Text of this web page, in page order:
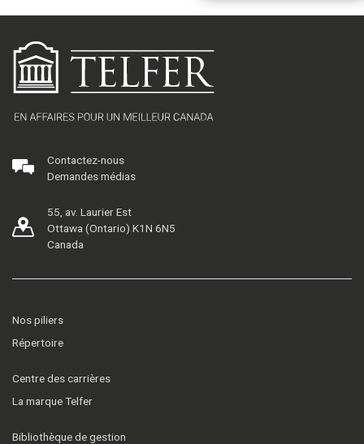
Contactez-nous
Demandes médias
55, av. Laurier Est
Ottawa (Ontario) K1N 6N5
Canada
Nos piliers
Répertoire
Centre des carrières
La marque Telfer
Bibliothèque de gestion